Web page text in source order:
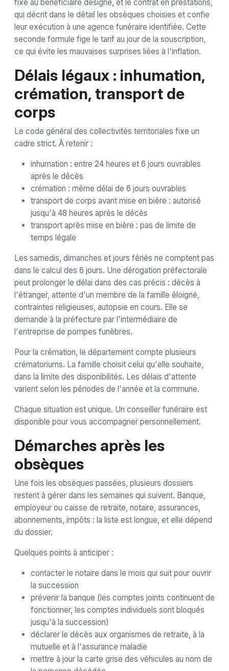
fixe au bénéficiaire désigné, et le contrat en prestations,
qui décrit dans le détail les obsèques choisies et confie
leur exécution à une agence funéraire identifiée. Cette
seconde formule fige le tarif au jour de la souscription,
ce qui évite les mauvaises surprises liées à l'inflation.
Délais légaux : inhumation,
crémation, transport de
corps
Le code général des collectivités territoriales fixe un
cadre strict. À retenir :
inhumation : entre 24 heures et 6 jours ouvrables
après le décès
crémation : même délai de 6 jours ouvrables
transport de corps avant mise en bière : autorisé
jusqu'à 48 heures après le décès
transport après mise en bière : pas de limite de
temps légale
Les samedis, dimanches et jours fériés ne comptent pas
dans le calcul des 6 jours. Une dérogation préfectorale
peut prolonger le délai dans des cas précis : décès à
l'étranger, attente d'un membre de la famille éloigné,
contraintes religieuses, autopsie en cours. Elle se
demande à la préfecture par l'intermédiaire de
l'entreprise de pompes funèbres.
Pour la crémation, le département compte plusieurs
crématoriums. La famille choisit celui qu'elle souhaite,
dans la limite des disponibilités. Les délais d'attente
varient selon les périodes de l'année et la commune.
Chaque situation est unique. Un conseiller funéraire est
disponible pour vous accompagner personnellement.
Démarches après les
obsèques
Une fois les obsèques passées, plusieurs dossiers
restent à gérer dans les semaines qui suivent. Banque,
employeur ou caisse de retraite, notaire, assurances,
abonnements, impôts : la liste est longue, et elle dépend
du dossier.
Quelques points à anticiper :
contacter le notaire dans le mois qui suit pour ouvrir
la succession
prévenir la banque (les comptes joints continuent de
fonctionner, les comptes individuels sont bloqués
jusqu'à la succession)
déclarer le décès aux organismes de retraite, à la
mutuelle et à l'assurance maladie
mettre à jour la carte grise des véhicules au nom de